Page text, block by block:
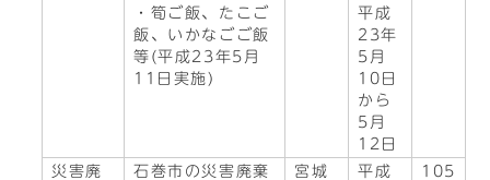
・筍ご飯、たこご
飯、いかなごご飯
等(平成23年5月
11日実施)
平成
23年
5月
10日
から
5月
12日
災害廃
石巻市の災害廃棄
宮城
平成
105